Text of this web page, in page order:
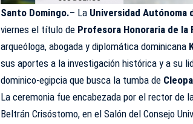
Santo Domingo.– La Universidad Autónoma
viernes el título de Profesora Honoraria de la
arqueóloga, abogada y diplomática dominicana
sus aportes a la investigación histórica y a su
dominico-egipcia que busca la tumba de
La ceremonia fue encabezada por el rector de
Beltrán Crisóstomo, en el Salón del Consejo